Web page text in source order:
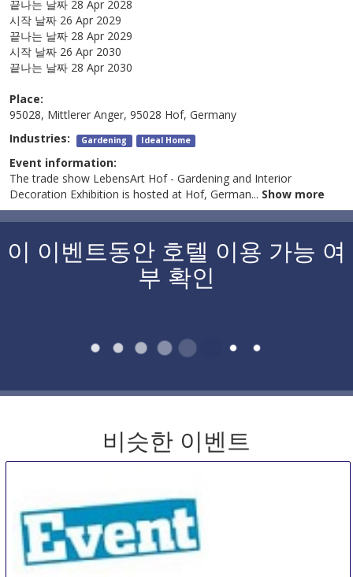
끝나는 날짜 28 Apr 2028
시작 날짜 26 Apr 2029
끝나는 날짜 28 Apr 2029
시작 날짜 26 Apr 2030
끝나는 날짜 28 Apr 2030
Place:
95028, Mittlerer Anger, 95028 Hof, Germany
Industries: Gardening Ideal Home
Event information:
The trade show LebensArt Hof - Gardening and Interior
Decoration Exhibition is hosted at Hof, German... Show more
이 이벤트동안 호텔 이용 가능 여
부 확인
비슷한 이벤트